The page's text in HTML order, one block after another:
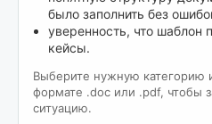
было заполнить без
уверенность, что шаблон
кейсы.
Выберите нужную категорию
формате .doc или .pdf, чтобы
ситуацию.